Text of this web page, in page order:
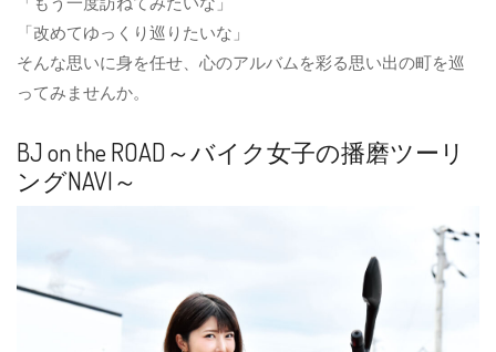
「改めてゆっくり巡りたいな」
そんな思いに身を任せ、心のアルバムを彩る思い出の町を巡
ってみませんか。
BJ on the ROAD～バイク女子の播磨ツーリ
ングNAVI～